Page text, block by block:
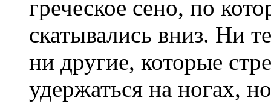
греческое сено, по
скаты­вались вниз. Ни
ни другие, которые
удержаться на ногах,